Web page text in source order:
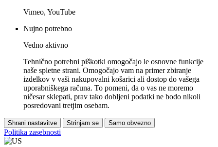
Vimeo, YouTube
Nujno potrebno
Vedno aktivno
Tehnično potrebni piškotki omogočajo le osnovne funkcije
naše spletne strani. Omogočajo vam na primer zbiranje
izdelkov v vaši nakupovalni košarici ali dostop do vašega
uporabniškega računa. To pomeni, da o vas ne moremo
ničesar sklepati, prav tako dobljeni podatki ne bodo nikoli
posredovani tretjim osebam.
Shrani nastavitve Strinjam se Samo obvezno
Politika zasebnosti